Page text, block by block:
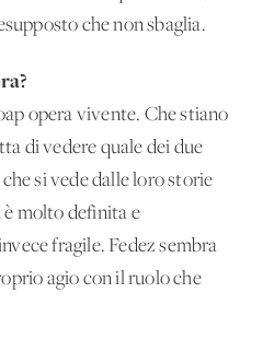
che non sbaglia.
opera vivente. Che stiano
di vedere quale dei due
si vede dalle loro storie
è molto definita e
fragile. Fedez sembra
agio con il ruolo che